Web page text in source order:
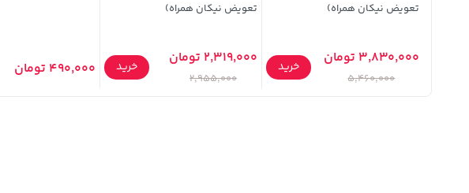
تعویض نیکان همراه)
3,830,000 تومان
5,460,000
خرید
تعویض نیکان همراه)
2,319,000 تومان
2,955,000
خرید 490,000 تومان